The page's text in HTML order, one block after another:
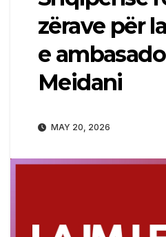
zërave për
e
Meidani
MAY 20, 2026